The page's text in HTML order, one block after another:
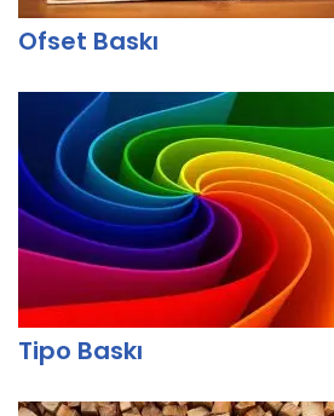
Ofset Baskı
Tipo Baskı